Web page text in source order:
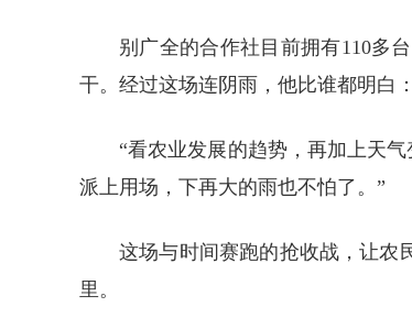
别广全的合作社目前拥有110多
干。经过这场连阴雨，他比谁都明白
“看农业发展的趋势，再加上天
派上用场，下再大的雨也不怕了。”
这场与时间赛跑的抢收战，让农
里。